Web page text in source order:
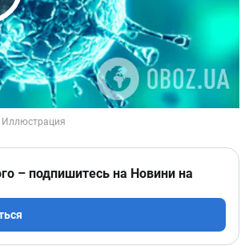
Video
– подпишитесь на Новини на